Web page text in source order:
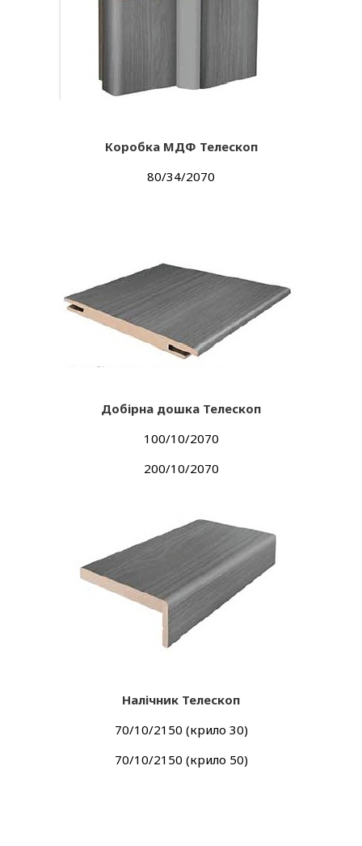
Коробка МДФ Телескоп
80/34/2070
Добірна дошка Телескоп
100/10/2070
200/10/2070
Налічник Телескоп
70/10/2150 (крило 30)
70/10/2150 (крило 50)